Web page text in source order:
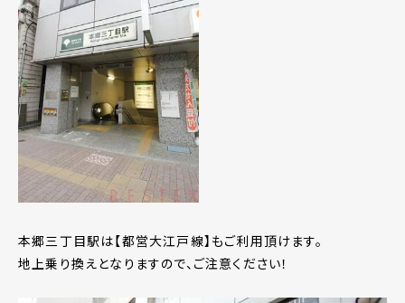
本郷三丁目駅は【都営大江戸線】もご利用頂けます。
地上乗り換えとなりますので、ご注意ください！